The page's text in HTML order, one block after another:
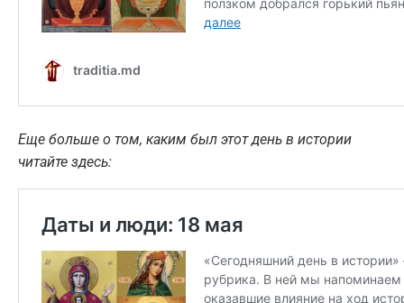
Еще больше о том, каким был этот день в истории
читайте здесь: